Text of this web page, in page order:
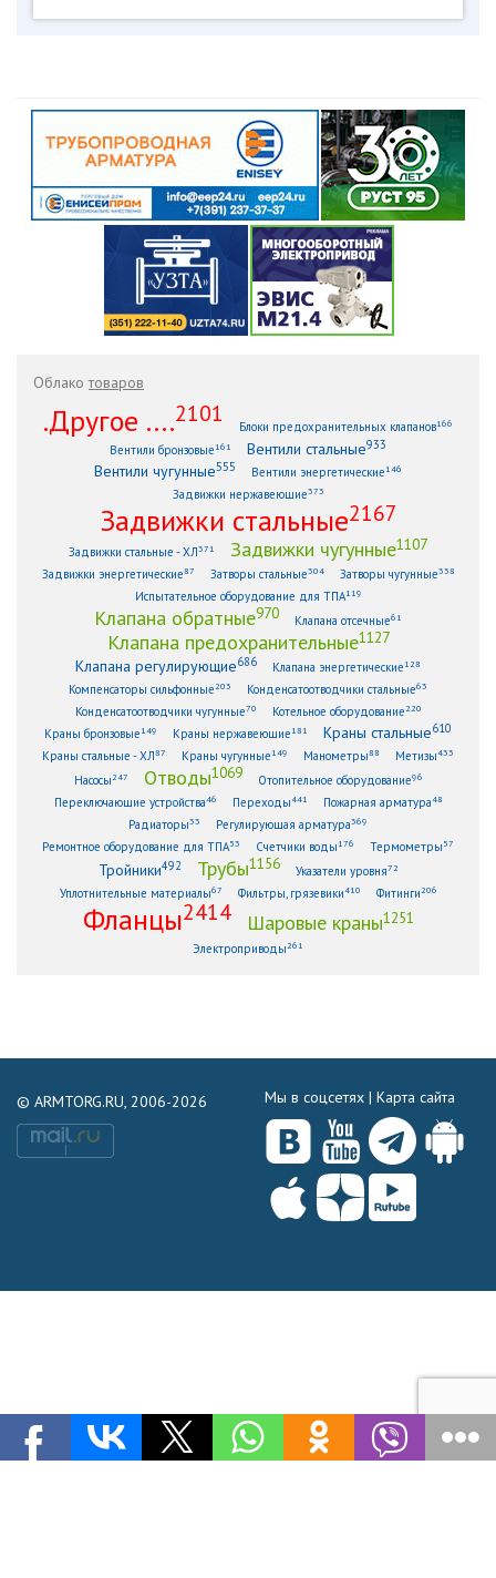
Облакотоваров
.Другое ....2101
Блоки предохранительных клапанов166
Вентили бронзовые161 Вентили стальные933
Вентили чугунные555 Вентили энергетические146
Задвижки нержавеющие373
Задвижки стальные2167
Задвижки стальные - ХЛ371 Задвижки чугунные1107
Задвижки энергетические87 Затворы стальные304 Затворы чугунные338
Испытательное оборудование для ТПА119
Клапана обратные970 Клапана отсечные61
Клапана предохранительные1127
Клапана регулирующие686 Клапана энергетические128
Компенсаторы сильфонные203 Конденсатоотводчики стальные63
Конденсатоотводчики чугунные70 Котельное оборудование220
Краны бронзовые149 Краны нержавеющие181 Краны стальные610
Краны стальные - ХЛ87 Краны чугунные149 Манометры88 Метизы433
Насосы247 Отводы1069 Отопительное оборудование96
Переключающие устройства46 Переходы441 Пожарная арматура48
Радиаторы33 Регулирующая арматура369
Ремонтное оборудование для ТПА53 Счетчики воды176 Термометры 57
Тройники492 Трубы1156 Указатели уровня72
Уплотнительные материалы67 Фильтры, грязевики410 Фитинги206
Фланцы2414 Шаровые краны1251
Электроприводы261
© ARMTORG.RU, 2006-2026 Мы в соцсетях | Карта сайта